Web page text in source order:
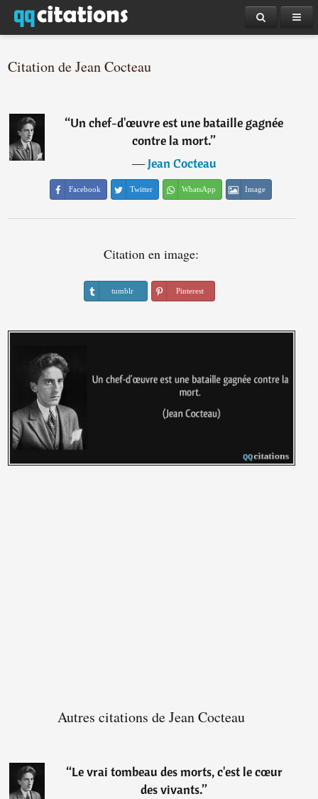
Citation de Jean Cocteau
“Un chef-d'œuvre est une bataille gagnée
contre la mort.”
―Jean Cocteau
Facebook Twitter WhatsApp Image
Citation en image:
tumblr Pinterest
Autres citations de Jean Cocteau
“Le vrai tombeau des morts, c'est le cœur
des vivants.”